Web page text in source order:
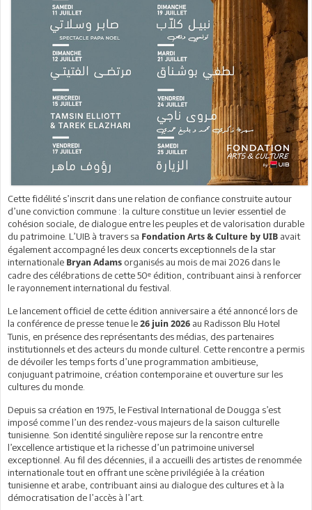
Cette fidélité s’inscrit dans une relation de confiance construite autour
d’une conviction commune : la culture constitue un levier essentiel de
cohésion sociale, de dialogue entre les peuples et de valorisation durable
du patrimoine. L’UIB à travers sa Fondation Arts & Culture by UIB avait
également accompagné les deux concerts exceptionnels de la star
internationale Bryan Adams organisés au mois de mai 2026 dans le
cadre des célébrations de cette 50ᵉ édition, contribuant ainsi à renforcer
le rayonnement international du festival.
Le lancement officiel de cette édition anniversaire a été annoncé lors de
la conférence de presse tenue le 26 juin 2026 au Radisson Blu Hotel
Tunis, en présence des représentants des médias, des partenaires
institutionnels et des acteurs du monde culturel. Cette rencontre a permis
de dévoiler les temps forts d’une programmation ambitieuse,
conjuguant patrimoine, création contemporaine et ouverture sur les
cultures du monde.
Depuis sa création en 1975, le Festival International de Dougga s’est
imposé comme l’un des rendez-vous majeurs de la saison culturelle
tunisienne. Son identité singulière repose sur la rencontre entre
l’excellence artistique et la richesse d’un patrimoine universel
exceptionnel. Au fil des décennies, il a accueilli des artistes de renommée
internationale tout en offrant une scène privilégiée à la création
tunisienne et arabe, contribuant ainsi au dialogue des cultures et à la
démocratisation de l’accès à l’art.